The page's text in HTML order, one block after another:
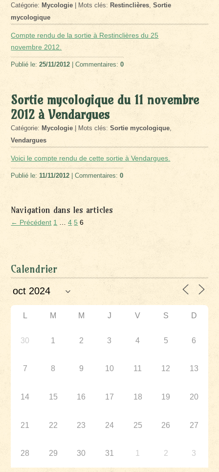
Catégorie: Mycologie | Mots clés: Restinclières,Sortie
mycologique
Compte rendu de la sortie à Restinclières du 25
novembre 2012.
Publié le:25/11/2012 | Commentaires:0
Sortie mycologique du 11 novembre
2012 à Vendargues
Catégorie: Mycologie | Mots clés:Sortie mycologique,
Vendargues
Voici le compte rendu de cette sortie à Vendargues.
Publié le:11/11/2012 | Commentaires:0
Navigation dans les articles
← Précédent 1 4 5 6
Calendrier
L M M J V S D
30 1 2 3 4 5 6
7 8 9 10 11 12 13
14 15 16 17 18 19 20
21 22 23 24 25 26 27
28 29 30 31 1 2 3